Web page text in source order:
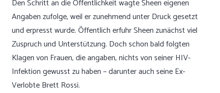
Den Schritt an die Öffentlichkeit wagte Sheen eigenen
Angaben zufolge, weil er zunehmend unter Druck gesetzt
und erpresst wurde. Öffentlich erfuhr Sheen zunächst viel
Zuspruch und Unterstützung. Doch schon bald folgten
Klagen von Frauen, die angaben, nichts von seiner HIV-
Infektion gewusst zu haben – darunter auch seine Ex-
Verlobte Brett Rossi.